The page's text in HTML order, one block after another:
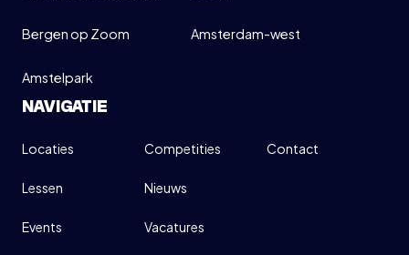
Bergen op Zoom Amsterdam-west
Amstelpark
NAVIGATIE
Locaties
Lessen
Events
Competities
Nieuws
Vacatures
Contact